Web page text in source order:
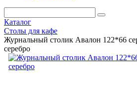
Каталог
Столы для кафе
Журнальный столик Авалон 122*66
серебро